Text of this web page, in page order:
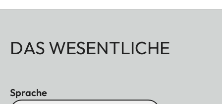
DAS WESENTLICHE
Sprache